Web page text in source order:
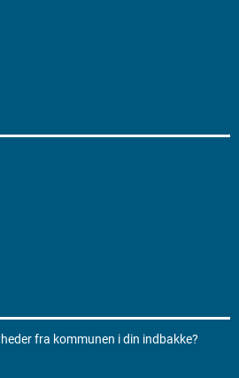
fra kommunen i din indbakke?